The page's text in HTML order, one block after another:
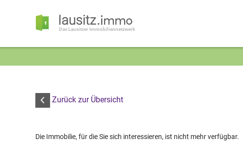
Das Lausitzer Immobiliennetzwerk
Zurück zur Übersicht
Die Immobilie, für die Sie sich interessieren, ist nicht mehr verfügbar.